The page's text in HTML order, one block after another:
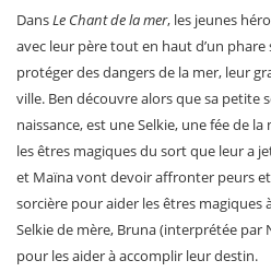
DansLe Chant de la mer, les jeunes
avec leur père tout en haut d’un
protéger des dangers de la mer, leur
ville. Ben découvre alors que sa
naissance, est une Selkie, une fée de
les êtres magiques du sort que leur a
et Maïna vont devoir affronter peurs
sorcière pour aider les êtres
Selkie de mère, Bruna (interprétée
pour les aider à accomplir leur destin.